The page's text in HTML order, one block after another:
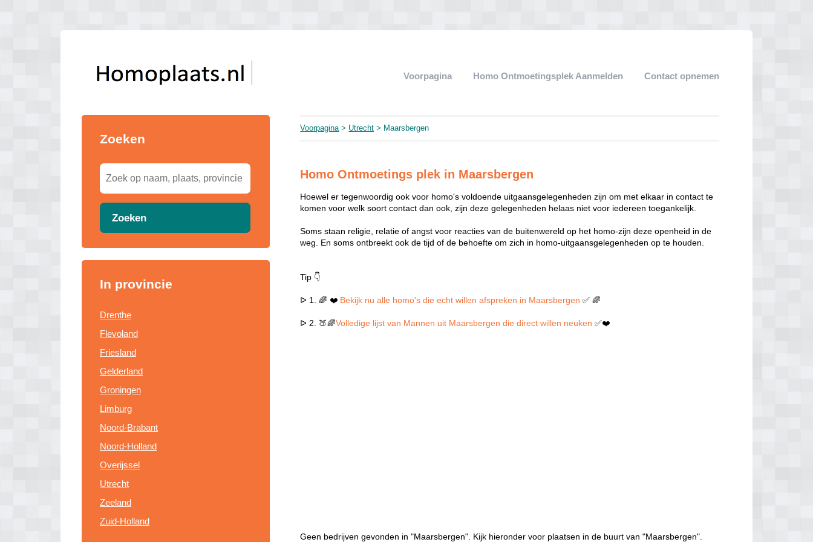
Voorpagina Homo Ontmoetingsplek Aanmelden Contact opnemen
Zoeken
Zoeken
In provincie
Drenthe
Flevoland
Friesland
Gelderland
Groningen
Limburg
Noord-Brabant
Noord-Holland
Overijssel
Utrecht
Zeeland
Zuid-Holland
Voorpagina> Utrecht > Maarsbergen
Homo Ontmoetings plek in Maarsbergen
Hoewel er tegenwoordig ook voor homo's voldoende uitgaansgelegenheden zijn om met elkaar in contact te
komen voor welk soort contact dan ook, zijn deze gelegenheden helaas niet voor iedereen toegankelijk.
Soms staan religie, relatie of angst voor reacties van de buitenwereld op het homo-zijn deze openheid in de
weg. En soms ontbreekt ook de tijd of de behoefte om zich in homo-uitgaansgelegenheden op te houden.
Tip 👇
ᐅ 1. 🌈 ❤️ Bekijk nu alle homo's die echt willen afspreken in Maarsbergen ✅ 🌈
ᐅ 2. 🍑🌈Volledige lijst van Mannen uit Maarsbergen die direct willen neuken✅❤️
Geen bedrijven gevonden in "Maarsbergen". Kijk hieronder voor plaatsen in de buurt van "Maarsbergen".